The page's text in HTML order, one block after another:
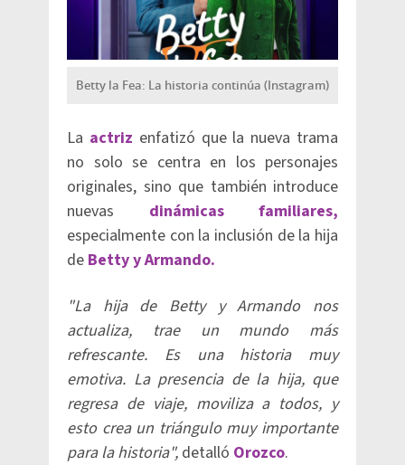
Betty la Fea: La historia continúa (Instagram)
La actriz enfatizó que la nueva trama
no solo se centra en los personajes
originales, sino que también introduce
nuevas dinámicas familiares,
especialmente con la inclusión de la hija
de Betty y Armando.
"La hija de Betty y Armando nos
actualiza, trae un mundo más
refrescante. Es una historia muy
emotiva. La presencia de la hija, que
regresa de viaje, moviliza a todos, y
esto crea un triángulo muy importante
para la historia", detalló Orozco.